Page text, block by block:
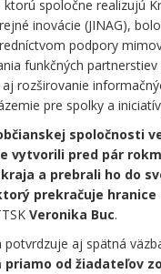
spoločne realizujú
inovácie (JINAG),
podpory
funkčných
rozširovanie
pre spolky a
spoločnosti
vytvorili pred pár
a prebrali ho do
prekračuje
Veronika Buc.
aj spätná
od žiadateľov